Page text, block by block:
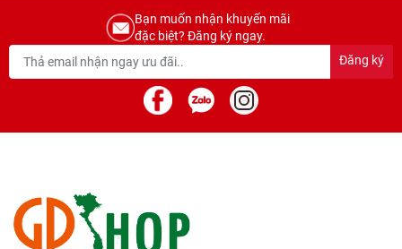
Bạn muốn nhận khuyến mãi
đặc biệt? Đăng ký ngay.
Đăng ký